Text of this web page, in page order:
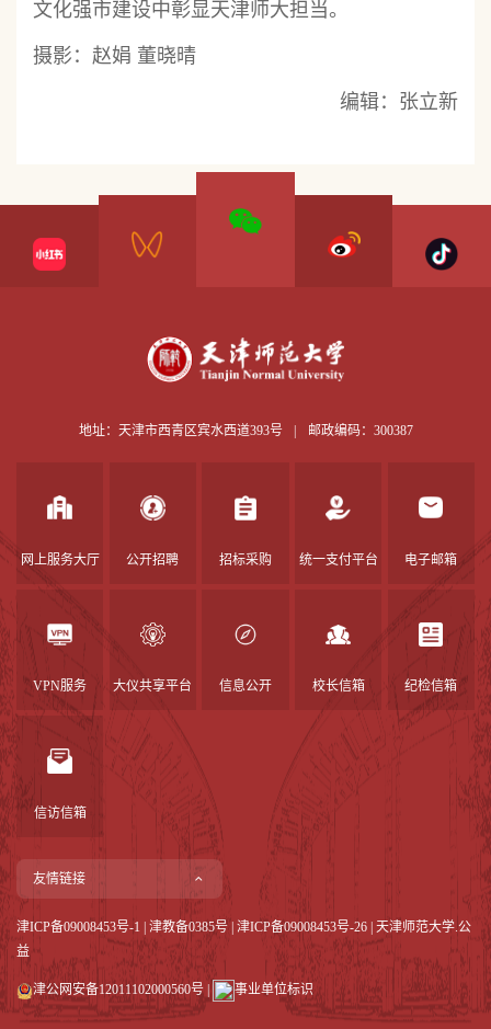
文化强市建设中彰显天津师大担当。
摄影：赵娟 董晓晴
编辑：张立新
地址：天津市西青区宾水西道393号 | 邮政编码：300387
网上服务大厅 公开招聘 招标采购 统一支付平台 电子邮箱
VPN服务 大仪共享平台 信息公开 校长信箱 纪检信箱
信访信箱
友情链接
津ICP备09008453号-1 津教备0385号 | 津ICP备09008453号-26 | 天津师范大学.公
益
津公网安备12011102000560号 事业单位标识